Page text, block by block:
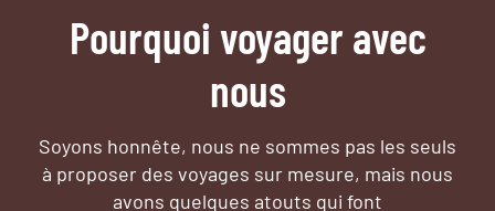
Pourquoi voyager avec
nous
Soyons honnête, nous ne sommes pas les seuls
à proposer des voyages sur mesure, mais nous
avons quelques atouts qui font